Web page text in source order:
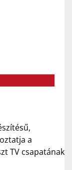
a
TV csapatának